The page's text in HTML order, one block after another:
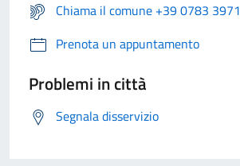
Chiama il comune +39 0783 3971
Prenota un appuntamento
Problemi in città
Segnala disservizio